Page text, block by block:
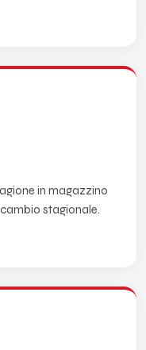
in magazzino
stagionale.